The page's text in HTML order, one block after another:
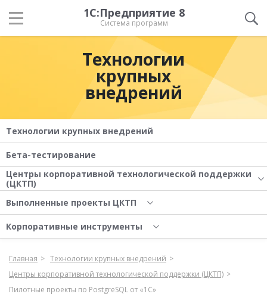
1С:Предприятие 8
Система программ
Технологии
крупных
внедрений
Технологии крупных внедрений
Бета-тестирование
Центры корпоративной технологической поддержки
(ЦКТП)
Выполненные проекты ЦКТП
Корпоративные инструменты
Главная
Технологии крупных внедрений
Центры корпоративной технологической поддержки (ЦКТП)
Пилотные проекты по PostgreSQL от «1С»